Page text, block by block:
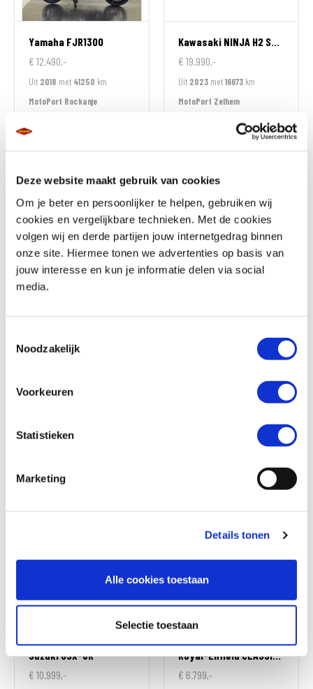
Deze website maakt gebruik van cookies
Om je beter en persoonlijker te helpen, gebruiken wij
cookies en vergelijkbare technieken. Met de cookies
volgen wij en derde partijen jouw internetgedrag binnen
onze site. Hiermee tonen we advertenties op basis van
jouw interesse en kun je informatie delen via social
media.
Noodzakelijk
Voorkeuren
Statistieken
Marketing
Details tonen
Alle cookies toestaan
Selectie toestaan
Yamaha FJR1300
€ 12.490,-
Uit 2018 met 41250 km
MotoPort Rockanje
Kawasaki NINJA H2 SX SPECIAL EDITION
€ 19.990,-
Uit 2023 met16673 km
MotoPort Zelhem
BMW
F 900 R
€ 10.490,-
Uit2026
Honda
ADV 350
€ 8.299,-
MotoPort Goes
MotoPort Goes
SuzukiGSX-8R
€ 10.999,-
Royal-EnfieldCLASSIC 350
€ 6.799,-